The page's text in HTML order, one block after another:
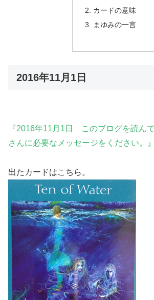
カードの意味
まゆみの一言
2016年11月1日
『2016年11月1日 このブログを読ん
さんに必要なメッセージをください。』
出たカードはこちら。